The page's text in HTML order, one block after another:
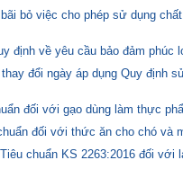
bỏ việc cho phép sử dụng
định về yêu cầu bảo đảm
đổi ngày áp dụng Quy định
đối với gạo dùng làm thực
đối với thức ăn cho chó và
chuẩn KS 2263:2016 đối với